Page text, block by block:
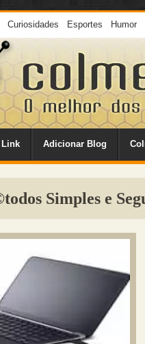
Curiosidades Esportes Humor
Adicionar Blog
Simples e